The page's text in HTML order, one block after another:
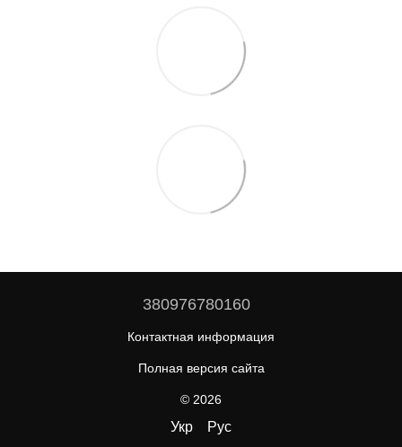
380976780160
Контактная информация
Полная версия сайта
© 2026
Укр Рус